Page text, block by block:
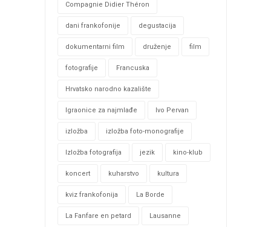
Compagnie Didier Théron
dani frankofonije degustacija
dokumentarni film druženje film
fotografije Francuska
Hrvatsko narodno kazalište
Igraonice za najmlađe Ivo Pervan
izložba izložba foto-monografije
Izložba fotografija jezik kino-klub
koncert kuharstvo kultura
kviz frankofonija La Borde
La Fanfare en petard Lausanne